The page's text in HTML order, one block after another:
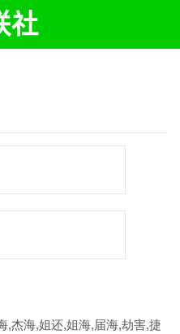
,杰海,姐还,姐海,届海,劫害,捷